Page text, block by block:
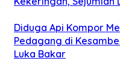
Diduga Api Kompor
Pedagang di
Luka Bakar